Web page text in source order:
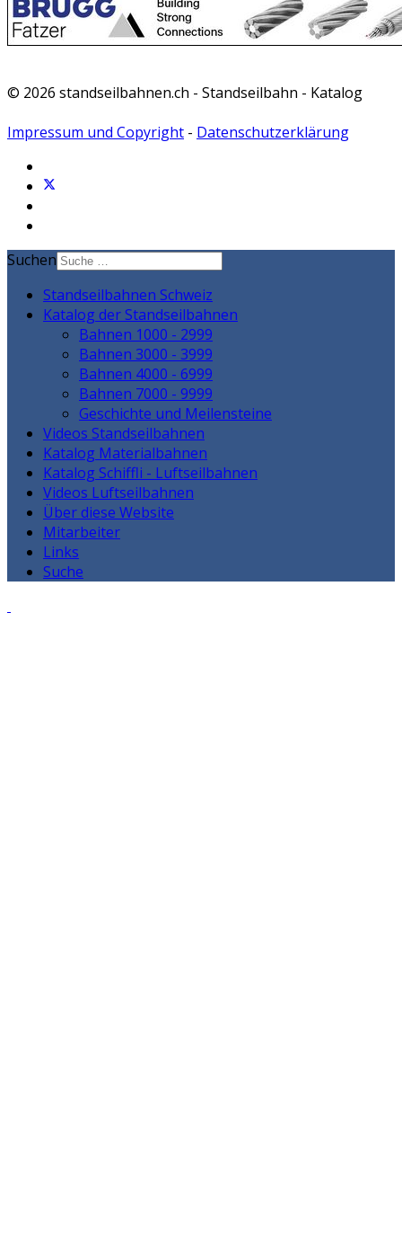
© 2026 standseilbahnen.ch - Standseilbahn - Katalog
Impressum und Copyright - Datenschutzerklärung
Suchen
Standseilbahnen Schweiz
Katalog der Standseilbahnen
Bahnen 1000 - 2999
Bahnen 3000 - 3999
Bahnen 4000 - 6999
Bahnen 7000 - 9999
Geschichte und Meilensteine
Videos Standseilbahnen
Katalog Materialbahnen
Katalog Schiffli - Luftseilbahnen
Videos Luftseilbahnen
Über diese Website
Mitarbeiter
Links
Suche